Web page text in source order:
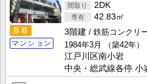
新着
マンション
2DK
42.83㎡
3階建
鉄筋コンクリ
1984年3月
（築42年）
江戸川区南小岩
中央・総武線各停 小